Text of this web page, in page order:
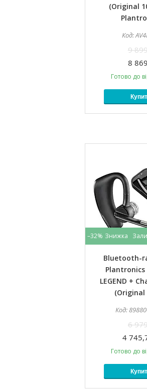
(Original
9
8
Готово до
–32%
Bluetooth-
Plantronics
LEGEND +
(Original
6
4
Готово до